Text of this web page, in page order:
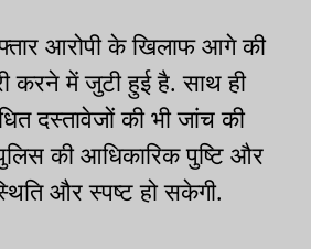
आरोपी के खिलाफ आगे की
करने में जुटी हुई है. साथ ही
दस्तावेजों की भी जांच की
की आधिकारिक पुष्टि और
और स्पष्ट हो सकेगी.